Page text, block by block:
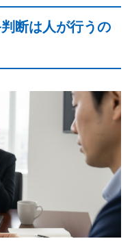
断は人が行うの